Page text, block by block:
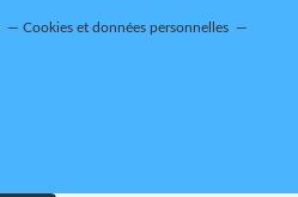
Cookies et données personnelles